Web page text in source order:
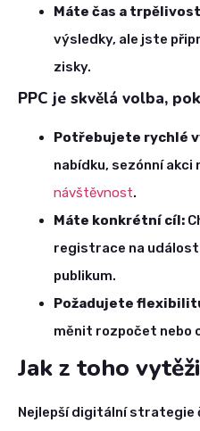
Máte čas a
výsledky, ale jste
zisky.
PPC je skvělá volba,
Potřebujete rychlé
nabídku, sezónní
návštěvnost.
Máte konkrétní cíl:
registrace na
publikum.
Požadujete
měnit rozpočet nebo
Jak z toho
Nejlepší digitální strategie